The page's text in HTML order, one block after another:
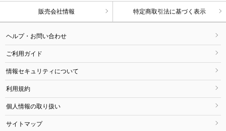
販売会社情報 特定商取引法に基づく表示
ヘルプ・お問い合わせ
ご利用ガイド
情報セキュリティについて
利用規約
個人情報の取り扱い
サイトマップ